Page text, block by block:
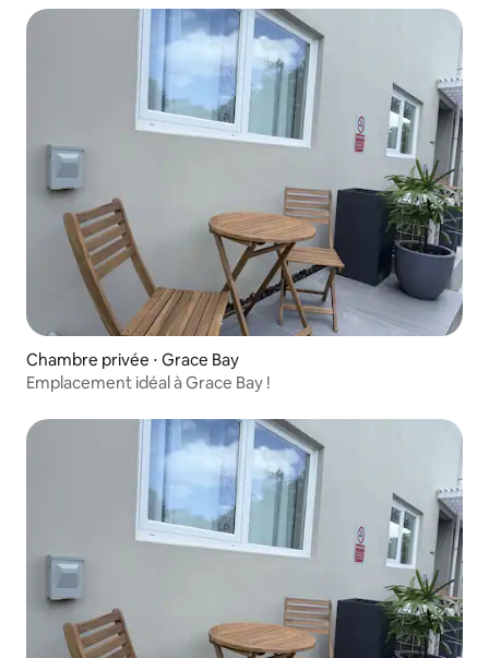
Chambre privée ⋅ Grace Bay
Emplacement idéal à Grace Bay !